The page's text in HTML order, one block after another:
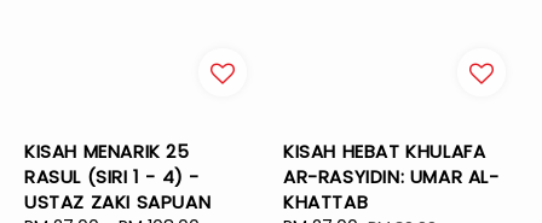
KISAH MENARIK 25
RASUL (SIRI 1 - 4) -
USTAZ ZAKI SAPUAN
KISAH HEBAT KHULAFA
AR-RASYIDIN: UMAR AL-
KHATTAB